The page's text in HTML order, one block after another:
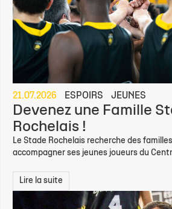
21.07.2026 ESPOIRS JEUNES
Devenez une Famille
Rochelais !
Le Stade Rochelais recherche des
accompagner ses jeunes joueurs du
Lire la suite